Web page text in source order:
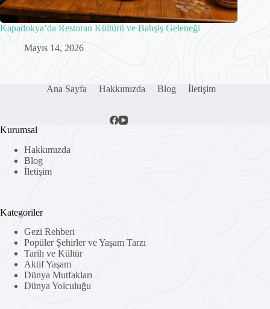
Kapadokya’da Restoran Kültürü ve Bahşiş Geleneği
Mayıs 14, 2026
Ana Sayfa Hakkımızda Blog İletişim
Kurumsal
Hakkımızda
Blog
İletişim
Kategoriler
Gezi Rehberi
Popüler Şehirler ve Yaşam Tarzı
Tarih ve Kültür
Aktif Yaşam
Dünya Mutfakları
Dünya Yolculuğu